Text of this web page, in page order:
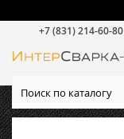
+7 (831) 214-60-80